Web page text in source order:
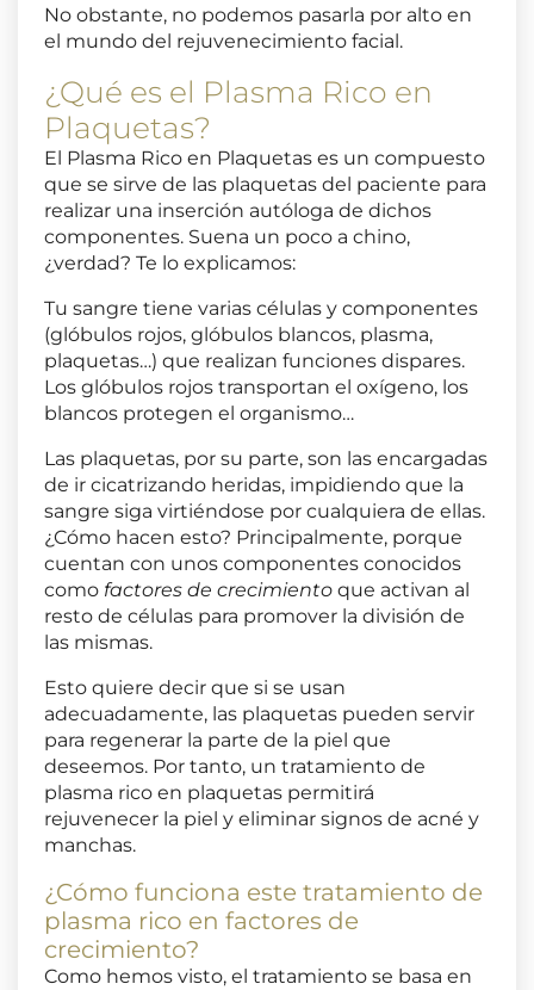
No obstante, no podemos pasarla por alto en
el mundo del rejuvenecimiento facial.
¿Qué es el Plasma Rico en
Plaquetas?
El Plasma Rico en Plaquetas es un compuesto
que se sirve de las plaquetas del paciente para
realizar una inserción autóloga de dichos
componentes. Suena un poco a chino,
¿verdad? Te lo explicamos:
Tu sangre tiene varias células y componentes
(glóbulos rojos, glóbulos blancos, plasma,
plaquetas…) que realizan funciones dispares.
Los glóbulos rojos transportan el oxígeno, los
blancos protegen el organismo…
Las plaquetas, por su parte, son las encargadas
de ir cicatrizando heridas, impidiendo que la
sangre siga virtiéndose por cualquiera de ellas.
¿Cómo hacen esto? Principalmente, porque
cuentan con unos componentes conocidos
como factores de crecimiento que activan al
resto de células para promover la división de
las mismas.
Esto quiere decir que si se usan
adecuadamente, las plaquetas pueden servir
para regenerar la parte de la piel que
deseemos. Por tanto, un tratamiento de
plasma rico en plaquetas permitirá
rejuvenecer la piel y eliminar signos de acné y
manchas.
¿Cómo funciona este tratamiento de
plasma rico en factores de
crecimiento?
Como hemos visto, el tratamiento se basa en